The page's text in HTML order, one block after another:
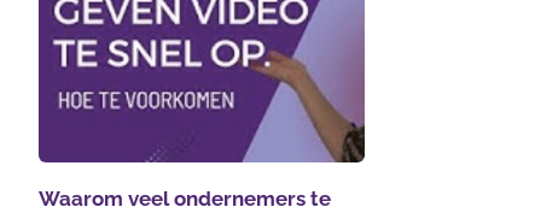
Waarom veel ondernemers te